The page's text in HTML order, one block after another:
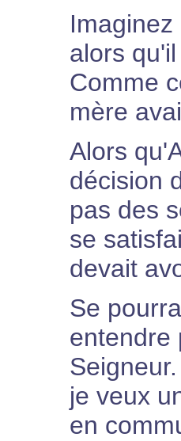
alors
Comme
mère
Alors
décision
pas des
se
devait
Se
entendre
je veux
en